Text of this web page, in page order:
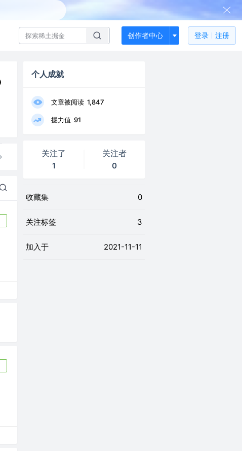
创作者中心 登录 注册
个人成就
文章被阅读 1,847
掘力值 91
关注了
1
关注者
0
收藏集 0
关注标签 3
加入于 2021-11-11